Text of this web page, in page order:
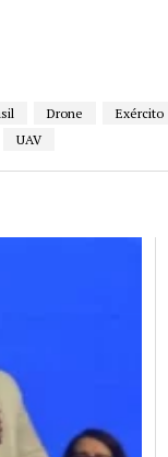
Drone Exército
UAV